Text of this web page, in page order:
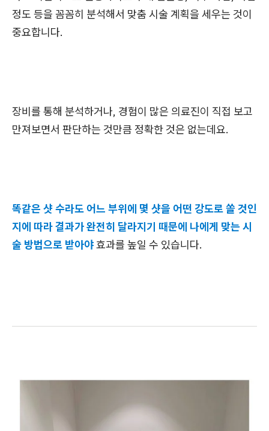
정도 등을 꼼꼼히 분석해서 맞춤 시술 계획을 세우는 것이
중요합니다.
장비를 통해 분석하거나, 경험이 많은 의료진이 직접 보고
만져보면서 판단하는 것만큼 정확한 것은 없는데요.
똑같은 샷 수라도 어느 부위에 몇 샷을 어떤 강도로 쏠 것인
지에 따라 결과가 완전히 달라지기 때문에 나에게 맞는 시
술 방법으로 받아야효과를 높일 수 있습니다.